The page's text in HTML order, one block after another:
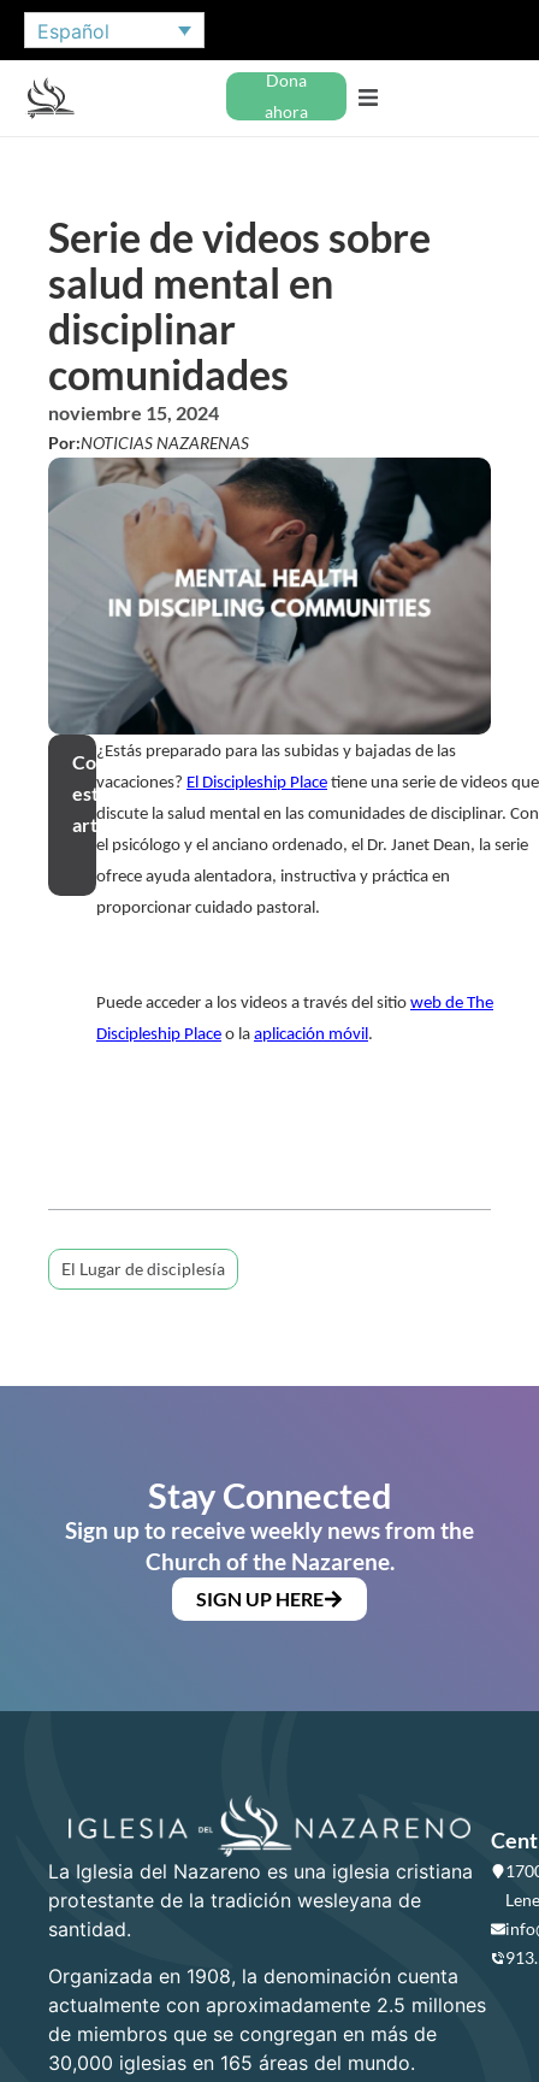
Español
Dona
ahora
Serie de videos sobre
salud mental en
disciplinar
comunidades
noviembre 15, 2024
Por:NOTICIAS NAZARENAS
Compartir
este
artículo
¿Estás preparado para las subidas y bajadas de las
vacaciones? El Discipleship Place tiene una serie de videos que
discute la salud mental en las comunidades de disciplinar. Con
el psicólogo y el anciano ordenado, el Dr. Janet Dean, la serie
ofrece ayuda alentadora, instructiva y práctica en
proporcionar cuidado pastoral.
Puede acceder a los videos a través del sitio web de The
Discipleship Place o la aplicación móvil .
El Lugar de disciplesía
Stay Connected
Sign up to receive weekly news from the
Church of the Nazarene.
SIGN UP HERE
La Iglesia del Nazareno es una iglesia cristiana
protestante de la tradición wesleyana de
santidad.
Organizada en 1908, la denominación cuenta
actualmente con aproximadamente 2.5 millones
de miembros que se congregan en más de
30,000 iglesias en 165 áreas del mundo.